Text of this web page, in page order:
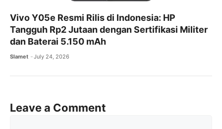
Vivo Y05e Resmi Rilis di Indonesia: HP
Tangguh Rp2 Jutaan dengan Sertifikasi Militer
dan Baterai 5.150 mAh
Slamet July 24, 2026
Leave a Comment